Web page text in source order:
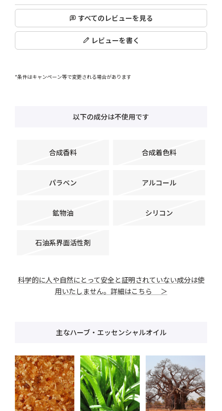
すべてのレビューを見る
レビューを書く
*条件はキャンペーン等で変更される場合があります
以下の成分は不使用です
合成香料 合成着色料
パラベン アルコール
鉱物油 シリコン
石油系界面活性剤
科学的に人や自然にとって安全と証明されていない成分は使
用いたしません。詳細はこちら ＞
主なハーブ・エッセンシャルオイル